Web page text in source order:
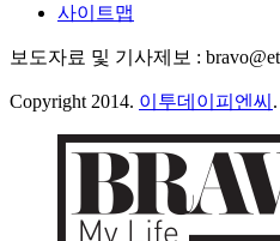
사이트맵
보도자료 및 기사제보 :
Copyright 2014. 이투데이피엔씨